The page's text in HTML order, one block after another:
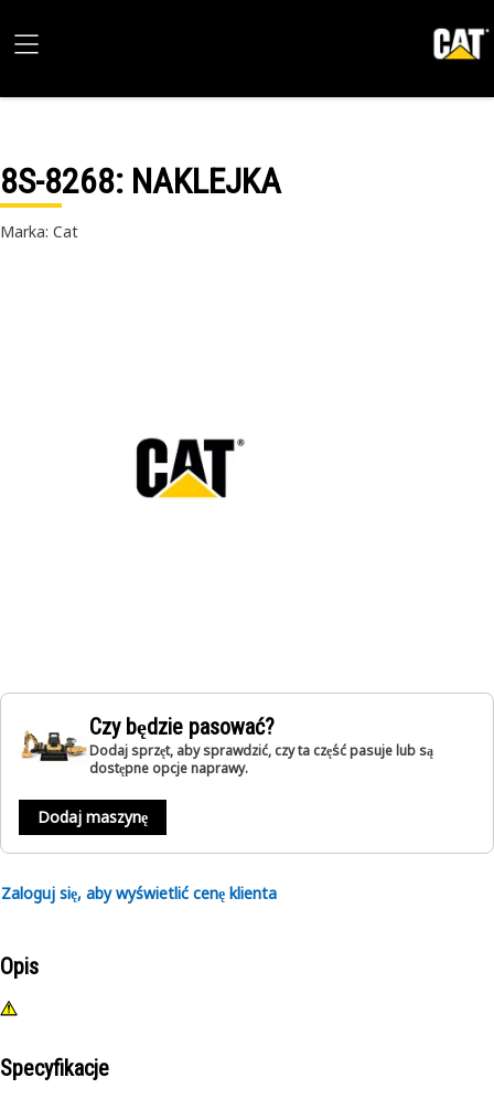
8S-8268: NAKLEJKA
Marka: Cat
Czy będzie pasować?
Dodaj sprzęt, aby sprawdzić, czy ta część pasuje lub są
dostępne opcje naprawy.
Dodaj maszynę
Zaloguj się, aby wyświetlić cenę klienta
Opis
Specyfikacje